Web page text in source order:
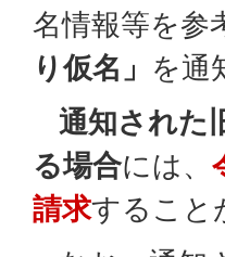
名情報等を参
り仮名」 を通
通知された
る場合には、
請求すること